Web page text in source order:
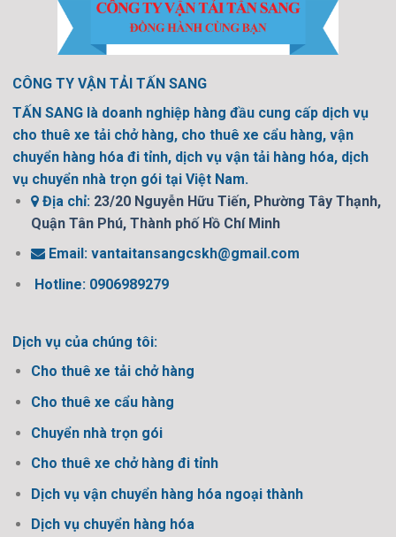
CÔNG TY VẬN TẢI TẤN SANG
TẤN SANG là doanh nghiệp hàng đầu cung cấp dịch vụ
cho thuê xe tải chở hàng, cho thuê xe cẩu hàng, vận
chuyển hàng hóa đi tỉnh, dịch vụ vận tải hàng hóa, dịch
vụ chuyển nhà trọn gói tại Việt Nam.
Địa chỉ: 23/20 Nguyễn Hữu Tiến, Phường Tây Thạnh,
Quận Tân Phú, Thành phố Hồ Chí Minh
Email:vantaitansangcskh@gmail.com
Hotline: 0906989279
Dịch vụ của chúng tôi:
Cho thuê xe tải chở hàng
Cho thuê xe cẩu hàng
Chuyển nhà trọn gói
Cho thuê xe chở hàng đi tỉnh
Dịch vụ vận chuyển hàng hóa ngoại thành
Dịch vụ chuyển hàng hóa